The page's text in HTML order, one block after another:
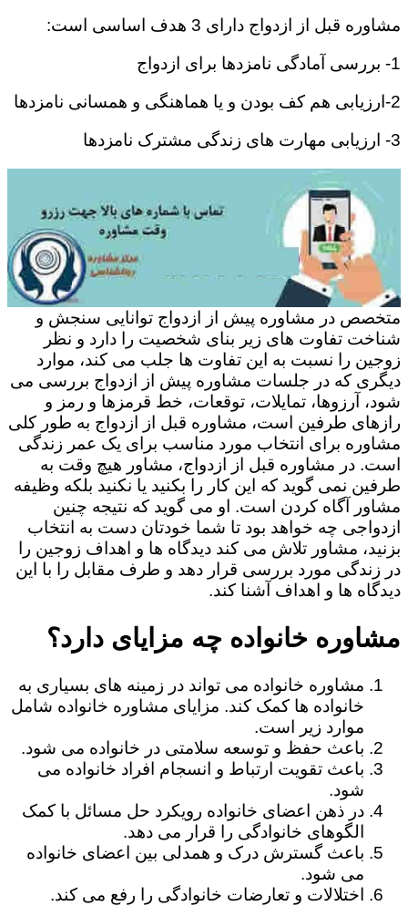
مشاوره قبل از ازدواج دارای 3 هدف اساسی است:
1- بررسی آمادگی نامزدها برای ازدواج
2-ارزیابی هم کف بودن و یا هماهنگی و همسانی نامزدها
3- ارزیابی مهارت های زندگی مشترک نامزدها
متخصص در مشاوره پیش از ازدواج توانایی سنجش و
شناخت تفاوت های زیر بنای شخصیت را دارد و نظر
زوجین را نسبت به این تفاوت ها جلب می کند، موارد
دیگری که در جلسات مشاوره پیش از ازدواج بررسی می
شود، آرزوها، تمایلات، توقعات، خط قرمزها و رمز و
رازهای طرفین است، مشاوره قبل از ازدواج به طور کلی
مشاوره برای انتخاب مورد مناسب برای یک عمر زندگی
است. در مشاوره قبل از ازدواج، مشاور هیچ وقت به
طرفین نمی گوید که این کار را بکنید یا نکنید بلکه وظیفه
مشاور آگاه کردن است. او می گوید که نتیجه چنین
ازدواجی چه خواهد بود تا شما خودتان دست به انتخاب
بزنید، مشاور تلاش می کند دیدگاه ها و اهداف زوجین را
در زندگی مورد بررسی قرار دهد و طرف مقابل را با این
دیدگاه ها و اهداف آشنا کند.
مشاوره خانواده چه مزایای دارد؟
مشاوره خانواده می تواند در زمینه های بسیاری به
خانواده ها کمک کند. مزایای مشاوره خانواده شامل
موارد زیر است.
باعث حفظ و توسعه سلامتی در خانواده می شود.
باعث تقویت ارتباط و انسجام افراد خانواده می
شود.
در ذهن اعضای خانواده رویکرد حل مسائل با کمک
الگوهای خانوادگی را قرار می دهد.
باعث گسترش درک و همدلی بین اعضای خانواده
می شود.
اختلالات و تعارضات خانوادگی را رفع می کند.